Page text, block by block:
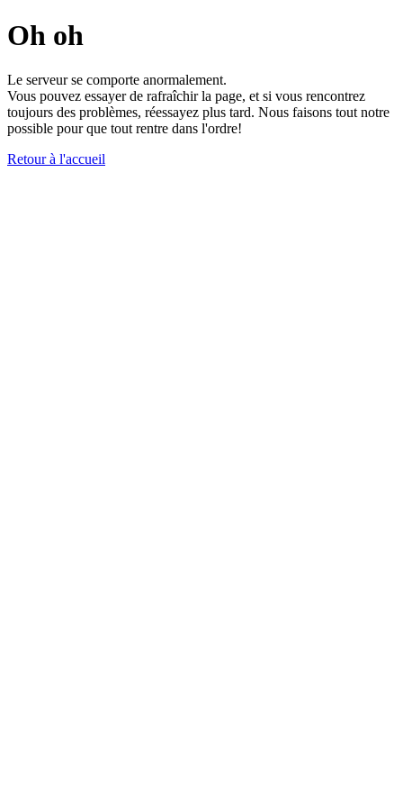
Oh oh
Le serveur se comporte anormalement.
Vous pouvez essayer de rafraîchir la page, et si vous rencontrez
toujours des problèmes, réessayez plus tard. Nous faisons tout notre
possible pour que tout rentre dans l'ordre!
Retour à l'accueil